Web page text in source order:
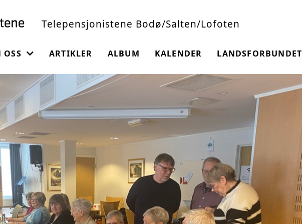
Telepensjonistene Bodø/Salten/Lofoten
OSS
FORENINGEN
ARTIKLER ALBUM KALENDER LANDSFORBUNDET